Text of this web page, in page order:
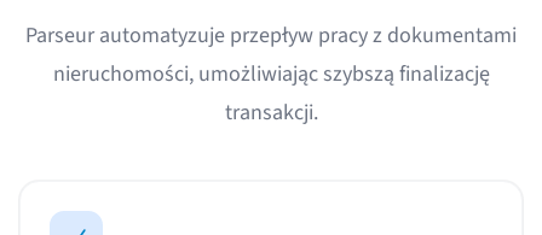
Parseur automatyzuje przepływ pracy z dokumentami
nieruchomości, umożliwiając szybszą finalizację
transakcji.